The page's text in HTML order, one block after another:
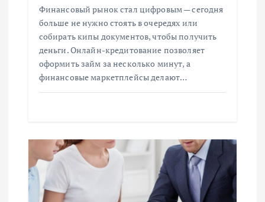
Финансовый рынок стал цифровым — сегодня
больше не нужно стоять в очередях или
собирать кипы документов, чтобы получить
деньги. Онлайн-кредитование позволяет
оформить займ за несколько минут, а
финансовые маркетплейсы делают…